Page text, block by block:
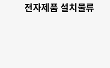
전자제품 설치물류​